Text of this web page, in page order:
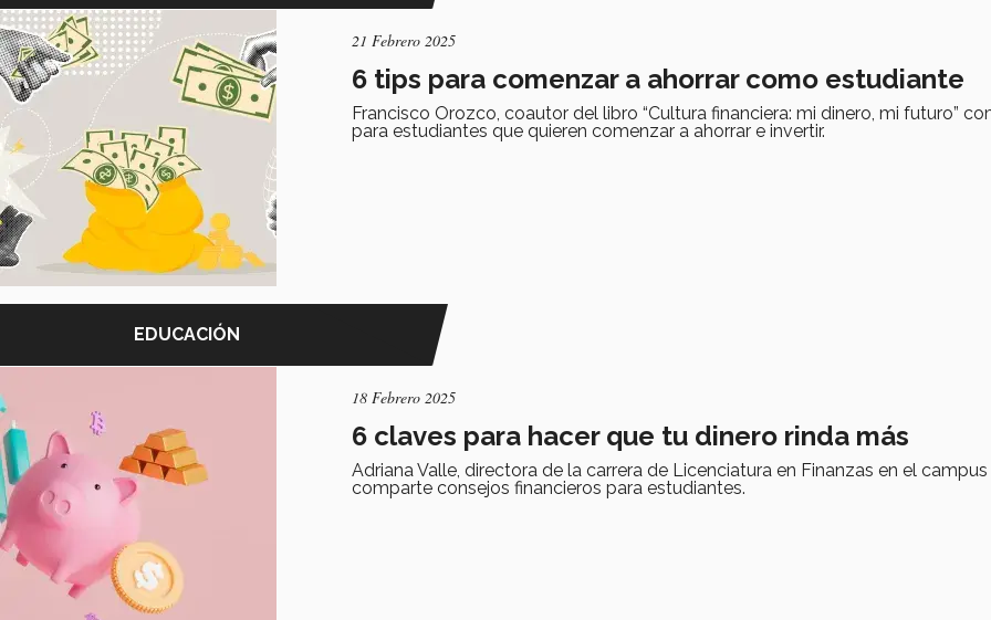
21 Febrero 2025
6 tips para comenzar a ahorrar como estudiante
Francisco Orozco, coautor del libro “Cultura financiera: mi dinero, mi futuro”
para estudiantes que quieren comenzar a ahorrar e invertir.
EDUCACIÓN
18 Febrero 2025
6 claves para hacer que tu dinero rinda más
Adriana Valle, directora de la carrera de Licenciatura en Finanzas en el campus
comparte consejos financieros para estudiantes.